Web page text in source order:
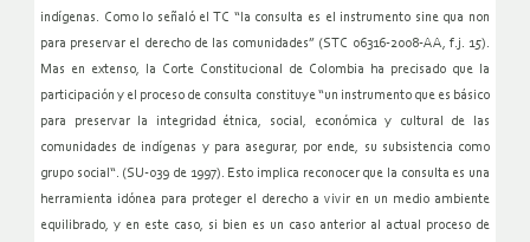
indígenas. Como lo señaló el TC “la consulta es el instrumento sine qua non
para preservar el derecho de las comunidades” (STC 06316-2008-AA, f.j. 15).
Mas en extenso, la Corte Constitucional de Colombia ha precisado que la
participación y el proceso de consulta constituye “un instrumento que es básico
para preservar la integridad étnica, social, económica y cultural de las
comunidades de indígenas y para asegurar, por ende, su subsistencia como
grupo social“. (SU-039 de 1997). Esto implica reconocer que la consulta es una
herramienta idónea para proteger el derecho a vivir en un medio ambiente
equilibrado, y en este caso, si bien es un caso anterior al actual proceso de